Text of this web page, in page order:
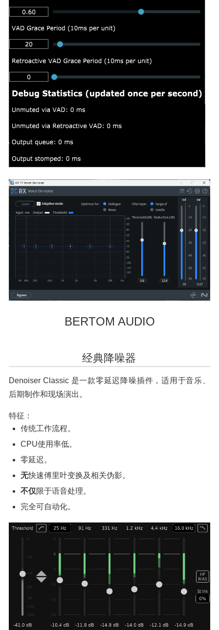
BERTOM AUDIO
经典降噪器
Denoiser Classic 是一款零延迟降噪插件，适用于音乐、
后期制作和现场演出。
特征：
传统工作流程。
CPU使用率低。
零延迟。
无快速傅里叶变换及相关伪影。
不仅限于语音处理。
完全可自动化。